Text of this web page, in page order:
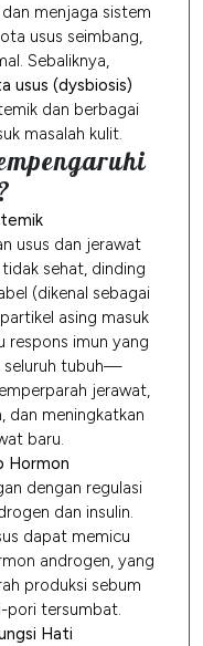
menjaga sistem
usus seimbang,
Sebaliknya,
usus (dysbiosis)
dan berbagai
masalah kulit.
usus dan jerawat
sehat, dinding
(dikenal sebagai
asing masuk
respons imun yang
seluruh tubuh—
jerawat,
dan meningkatkan
baru.
Hormon
dengan regulasi
dan insulin.
dapat memicu
androgen, yang
produksi sebum
pori tersumbat.
Hati